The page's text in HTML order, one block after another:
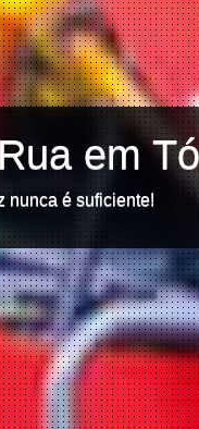
em
nunca é suficiente!